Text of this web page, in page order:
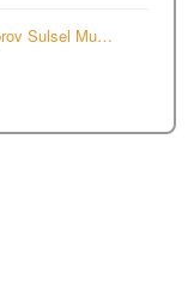
Sulsel Mu…